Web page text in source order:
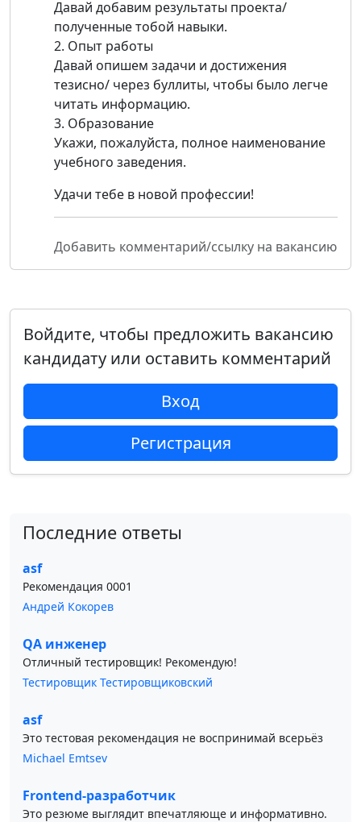
Давай добавим результаты проекта/
полученные тобой навыки.
2. Опыт работы
Давай опишем задачи и достижения
тезисно/ через буллиты, чтобы было легче
читать информацию.
3. Образование
Укажи, пожалуйста, полное наименование
учебного заведения.
Удачи тебе в новой профессии!
Добавить комментарий/ссылку на вакансию
Войдите, чтобы предложить вакансию
кандидату или оставить комментарий
Вход
Регистрация
Последние ответы
asf
Рекомендация 0001
Андрей Кокорев
QA инженер
Отличный тестировщик! Рекомендую!
Тестировщик Тестировщиковский
asf
Это тестовая рекомендация не воспринимай всерьёз
Michael Emtsev
Frontend-разработчик
Это резюме выглядит впечатляюще и информативно.